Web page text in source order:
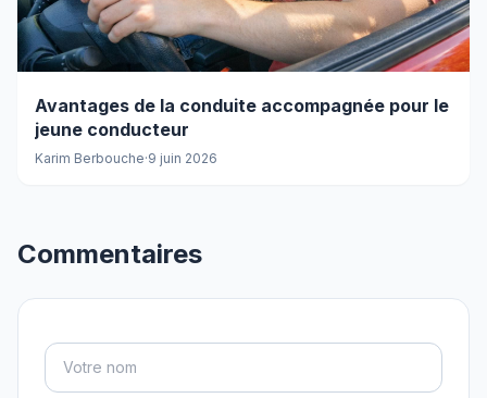
Avantages de la conduite accompagnée pour le
jeune conducteur
Karim Berbouche·9 juin 2026
Commentaires